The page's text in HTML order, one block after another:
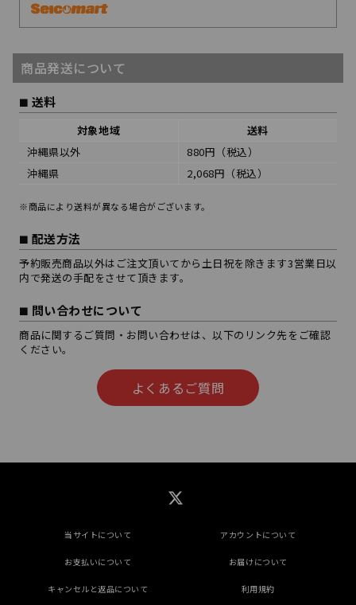
商品発送について
送料
対象地域
送料
沖縄県以外
880円（税込）
沖縄県
2,068円（税込）
※商品により送料が異なる場合がございます。
配送方法
予約販売商品以外はご注文頂いてから土日祝を除きます3営業日以
内で発送の手配をさせて頂きます。
問い合わせについて
商品に関するご質問・お問い合わせは、以下のリンク先をご確認
ください。
よくあるご質問
当サイトについて アカウントについて
お支払いについて お届けについて
キャンセルと返品について 利用規約